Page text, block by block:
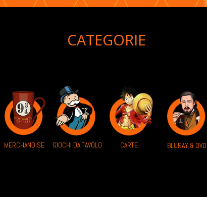
CATEGORIE
MERCHANDISE GIOCHI DA TAVOLO CARTE BLURAY & DVD